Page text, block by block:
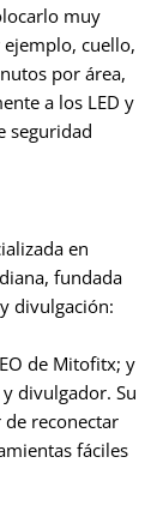
muy
cuello,
por área,
a los LED y
seguridad
en
fundada
divulgación:
de Mitofitx; y
divulgador. Su
reconectar
fáciles